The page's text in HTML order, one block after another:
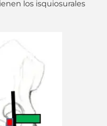
los isquiosurales